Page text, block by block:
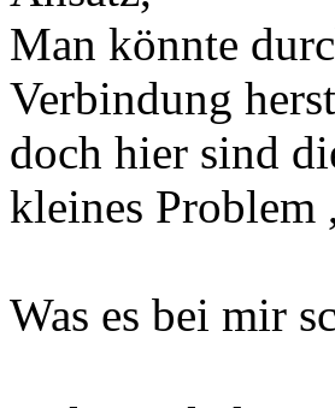
Man könnte
Verbindung
doch hier sind
kleines Problem
Was es bei mir